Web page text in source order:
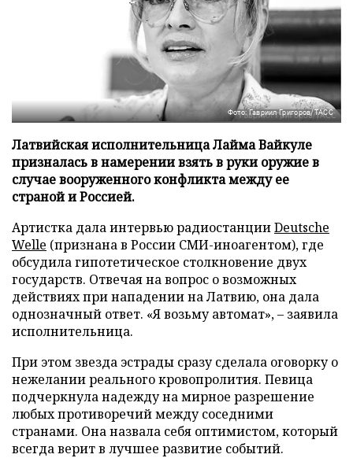
Фото: Гавриил Григоров/ТАСС
Латвийская исполнительница Лайма Вайкуле
призналась в намерении взять в руки оружие в
случае вооруженного конфликта между ее
страной и Россией.
Артистка дала интервью радиостанцииDeutsche
Welle (признана в России СМИ-иноагентом), где
обсудила гипотетическое столкновение двух
государств. Отвечая на вопрос о возможных
действиях при нападении на Латвию, она дала
однозначный ответ. «Я возьму автомат», – заявила
исполнительница.
При этом звезда эстрады сразу сделала оговорку о
нежелании реального кровопролития. Певица
подчеркнула надежду на мирное разрешение
любых противоречий между соседними
странами. Она назвала себя оптимистом, который
всегда верит в лучшее развитие событий.